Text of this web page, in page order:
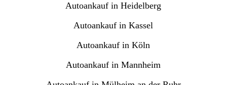
Autoankauf in Heidelberg
Autoankauf in Kassel
Autoankauf in Köln
Autoankauf in Mannheim